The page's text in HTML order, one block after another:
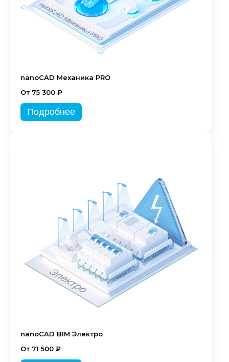
nanoCAD Механика PRO
От 75 300 ₽
Подробнее
nanoCAD BIM Электро
От 71 500 ₽